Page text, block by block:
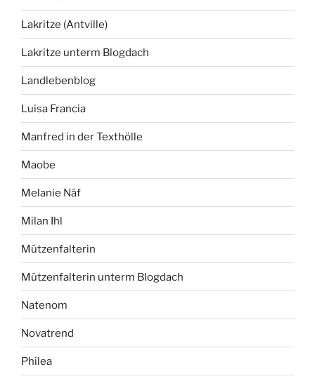
Lakritze (Antville)
Lakritze unterm Blogdach
Landlebenblog
Luisa Francia
Manfred in der Texthölle
Maobe
Melanie Näf
Milan Ihl
Mützenfalterin
Mützenfalterin unterm Blogdach
Natenom
Novatrend
Philea